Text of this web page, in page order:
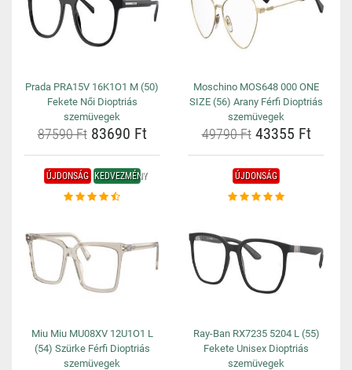
Prada PRA15V 16K1O1 M (50)
Fekete Női Dioptriás
szemüvegek
87590 Ft83690 Ft
Moschino MOS648 000 ONE
SIZE (56) Arany Férfi Dioptriás
szemüvegek
49790 Ft43355 Ft
ÚJDONSÁG KEDVEZMÉNY
Miu Miu MU08XV 12U1O1 L
(54) Szürke Férfi Dioptriás
szemüvegek
ÚJDONSÁG
Ray-Ban RX7235 5204 L (55)
Fekete Unisex Dioptriás
szemüvegek